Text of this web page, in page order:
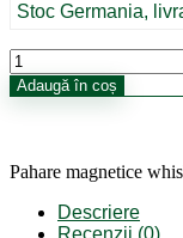
Stoc Germania,
Cantitate
Pahare
magnetice
2
high-
tech,
Adaugă în coș
Pahare magnetice
Descriere
Recenzii (0)